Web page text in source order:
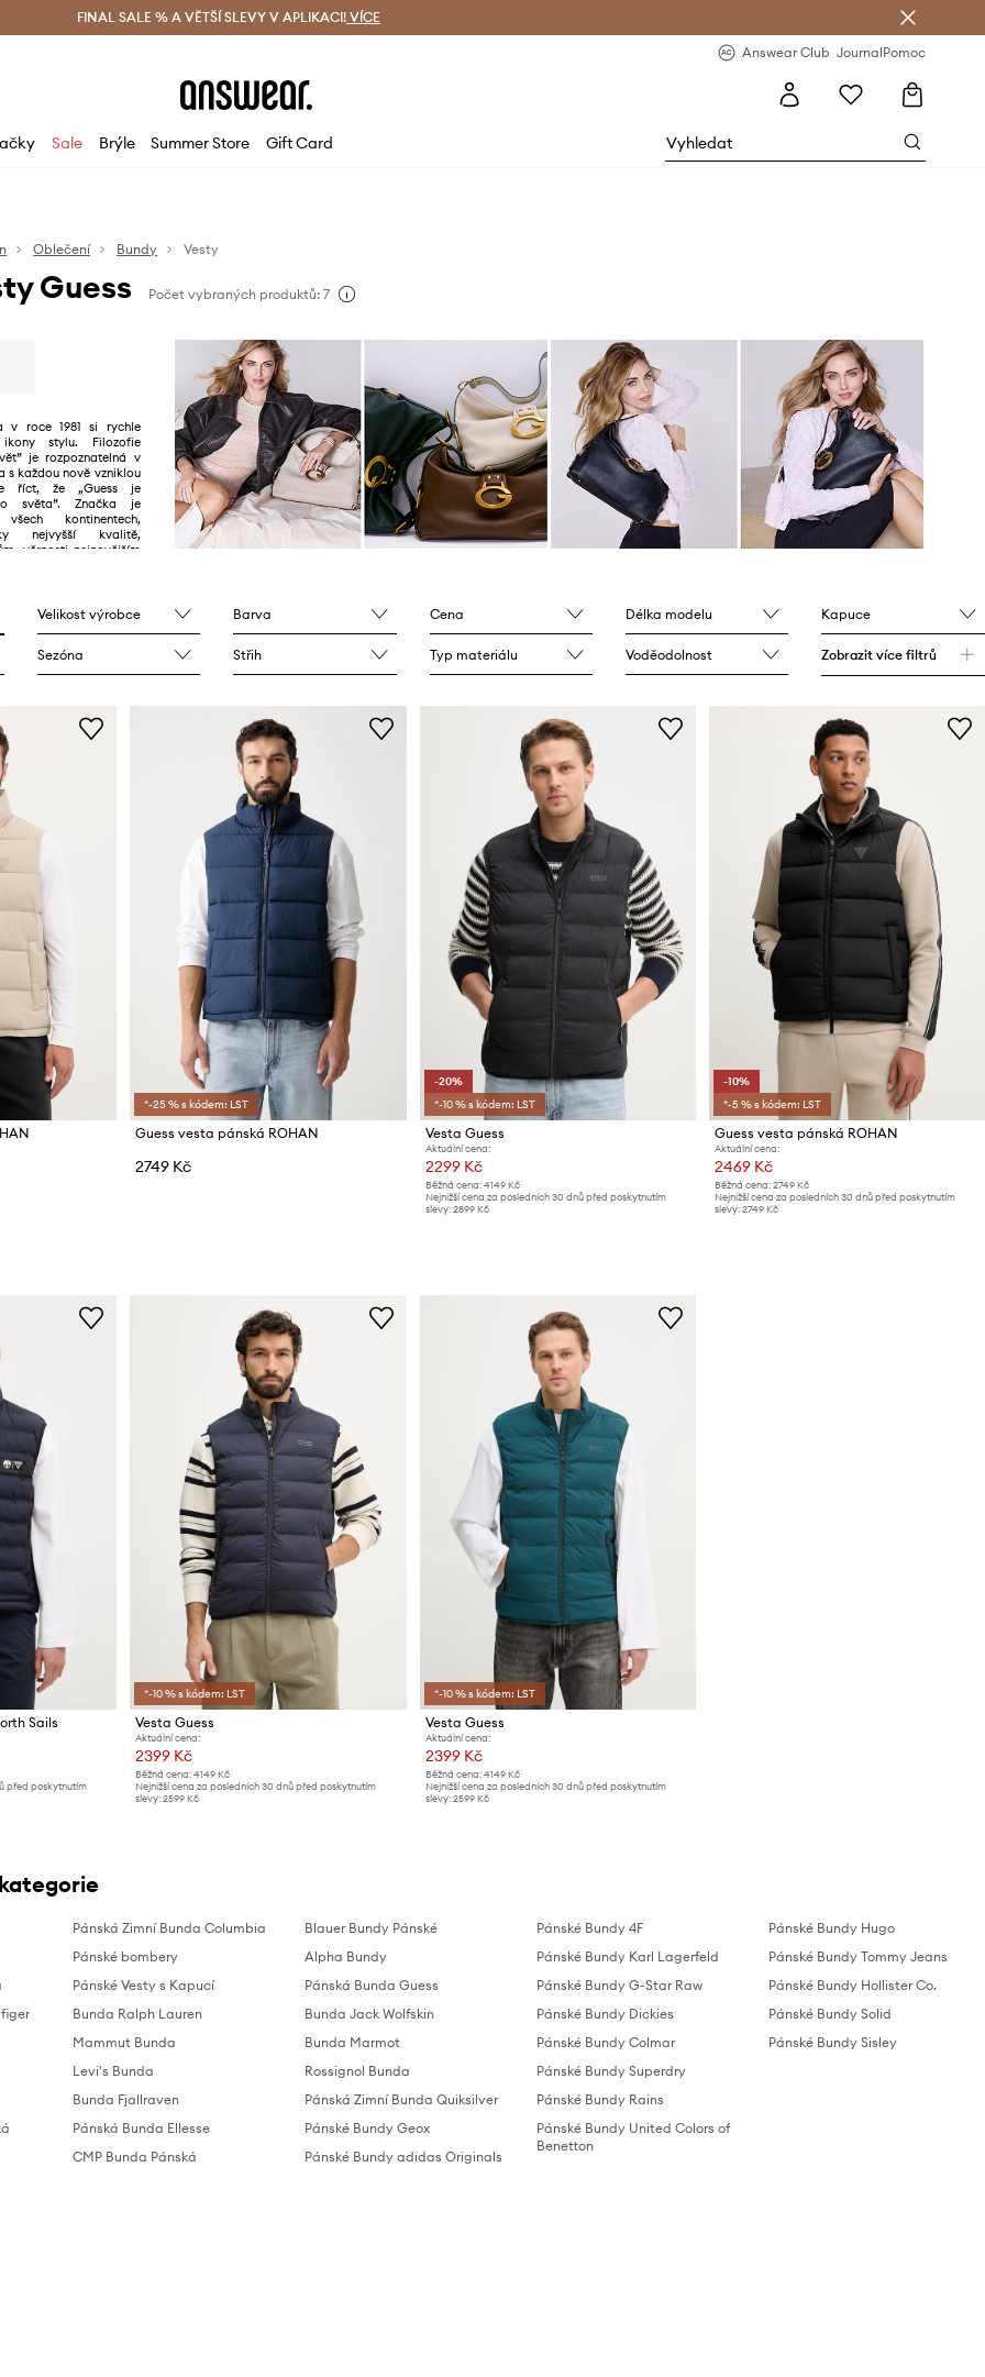
zdarma (od 1800 Kč) Doručení i do 24 h
FINAL SALE % A VĚTŠÍ SLEVY V APLIKACI! VÍCE
Answear Club JournalPomoc
Sale Brýle Summer Store Gift Card
Oblečení Bundy Vesty
Guess Počet vybraných produktů: 7
v roce 1981 si rychle
stylu. Filozofie
je rozpoznatelná v
s každou nově vzniklou
říct, že „Guess je
světa”. Značka je
kontinentech,
nejvyšší kvalitě,
věrnosti nejnovějším
Velikost výrobce Barva Cena Délka modelu Kapuce
Sezóna Střih Typ materiálu Voděodolnost Zobrazit více filtrů
*-25 % s kódem: LST
Guess vesta pánská ROHAN
2749 Kč
-20%
*-10 % s kódem: LST
Vesta Guess
Aktuální cena:
2299 Kč
Běžná cena: 4149 Kč
Nejnižší cena za posledních 30 dnů před poskytnutím
slevy: 2899 Kč
-10%
*-5 % s kódem: LST
Guess vesta pánská ROHAN
Aktuální cena:
2469 Kč
Běžná cena: 2749 Kč
Nejnižší cena za posledních 30 dnů před poskytnutím
slevy: 2749 Kč
Sails
před poskytnutím
*-10 % s kódem: LST
Vesta Guess
Aktuální cena:
2399 Kč
Běžná cena: 4149 Kč
Nejnižší cena za posledních 30 dnů před poskytnutím
slevy: 2599 Kč
*-10 % s kódem: LST
Vesta Guess
Aktuální cena:
2399 Kč
Běžná cena: 4149 Kč
Nejnižší cena za posledních 30 dnů před poskytnutím
slevy: 2599 Kč
Pánská Zimní Bunda Columbia
Pánské bombery
Pánské Vesty s Kapucí
Bunda Ralph Lauren
Mammut Bunda
Levi's Bunda
Bunda Fjallraven
Pánská Bunda Ellesse
CMP Bunda Pánská
Blauer Bundy Pánské
Alpha Bundy
Pánská Bunda Guess
Bunda Jack Wolfskin
Bunda Marmot
Rossignol Bunda
Pánská Zimní Bunda Quiksilver
Pánské Bundy Geox
Pánské Bundy adidas Originals
Pánské Bundy 4F
Pánské Bundy Karl Lagerfeld
Pánské Bundy G-Star Raw
Pánské Bundy Dickies
Pánské Bundy Colmar
Pánské Bundy Superdry
Pánské Bundy Rains
Pánské Bundy United Colors of
Benetton
Pánské Bundy Hugo
Pánské Bundy Tommy Jeans
Pánské Bundy Hollister Co.
Pánské Bundy Solid
Pánské Bundy Sisley